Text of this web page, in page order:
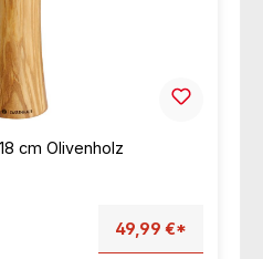
cm Olivenholz
49,99 €*